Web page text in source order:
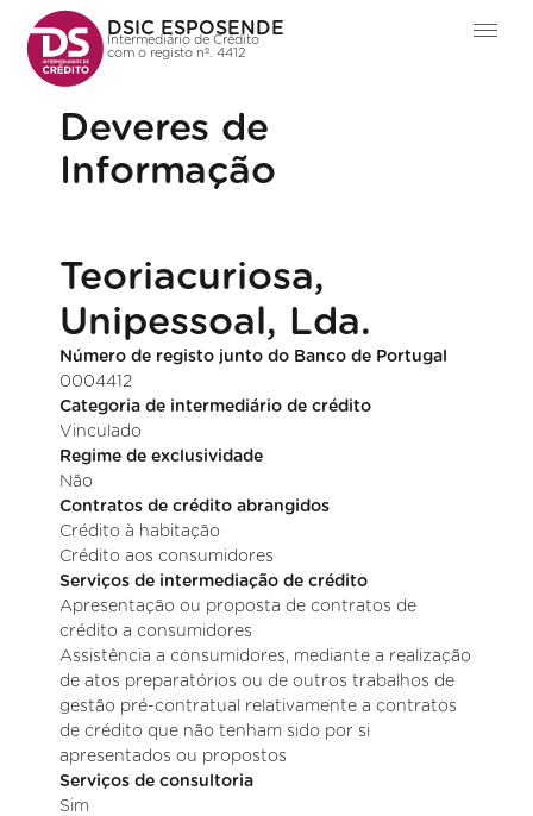
DSIC ESPOSENDE
Intermediário de Crédito
com o registo nº. 4412
Deveres de
Informação
Teoriacuriosa,
Unipessoal, Lda.
Número de registo junto do Banco de Portugal
0004412
Categoria de intermediário de crédito
Vinculado
Regime de exclusividade
Não
Contratos de crédito abrangidos
Crédito à habitação
Crédito aos consumidores
Serviços de intermediação de crédito
Apresentação ou proposta de contratos de
crédito a consumidores
Assistência a consumidores, mediante a realização
de atos preparatórios ou de outros trabalhos de
gestão pré-contratual relativamente a contratos
de crédito que não tenham sido por si
apresentados ou propostos
Serviços de consultoria
Sim